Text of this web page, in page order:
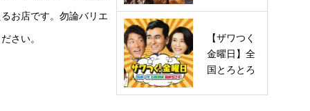
お店です。勿論バリエ
さい。
ッ…
【ザワつく
金曜日】全
国とろとろ